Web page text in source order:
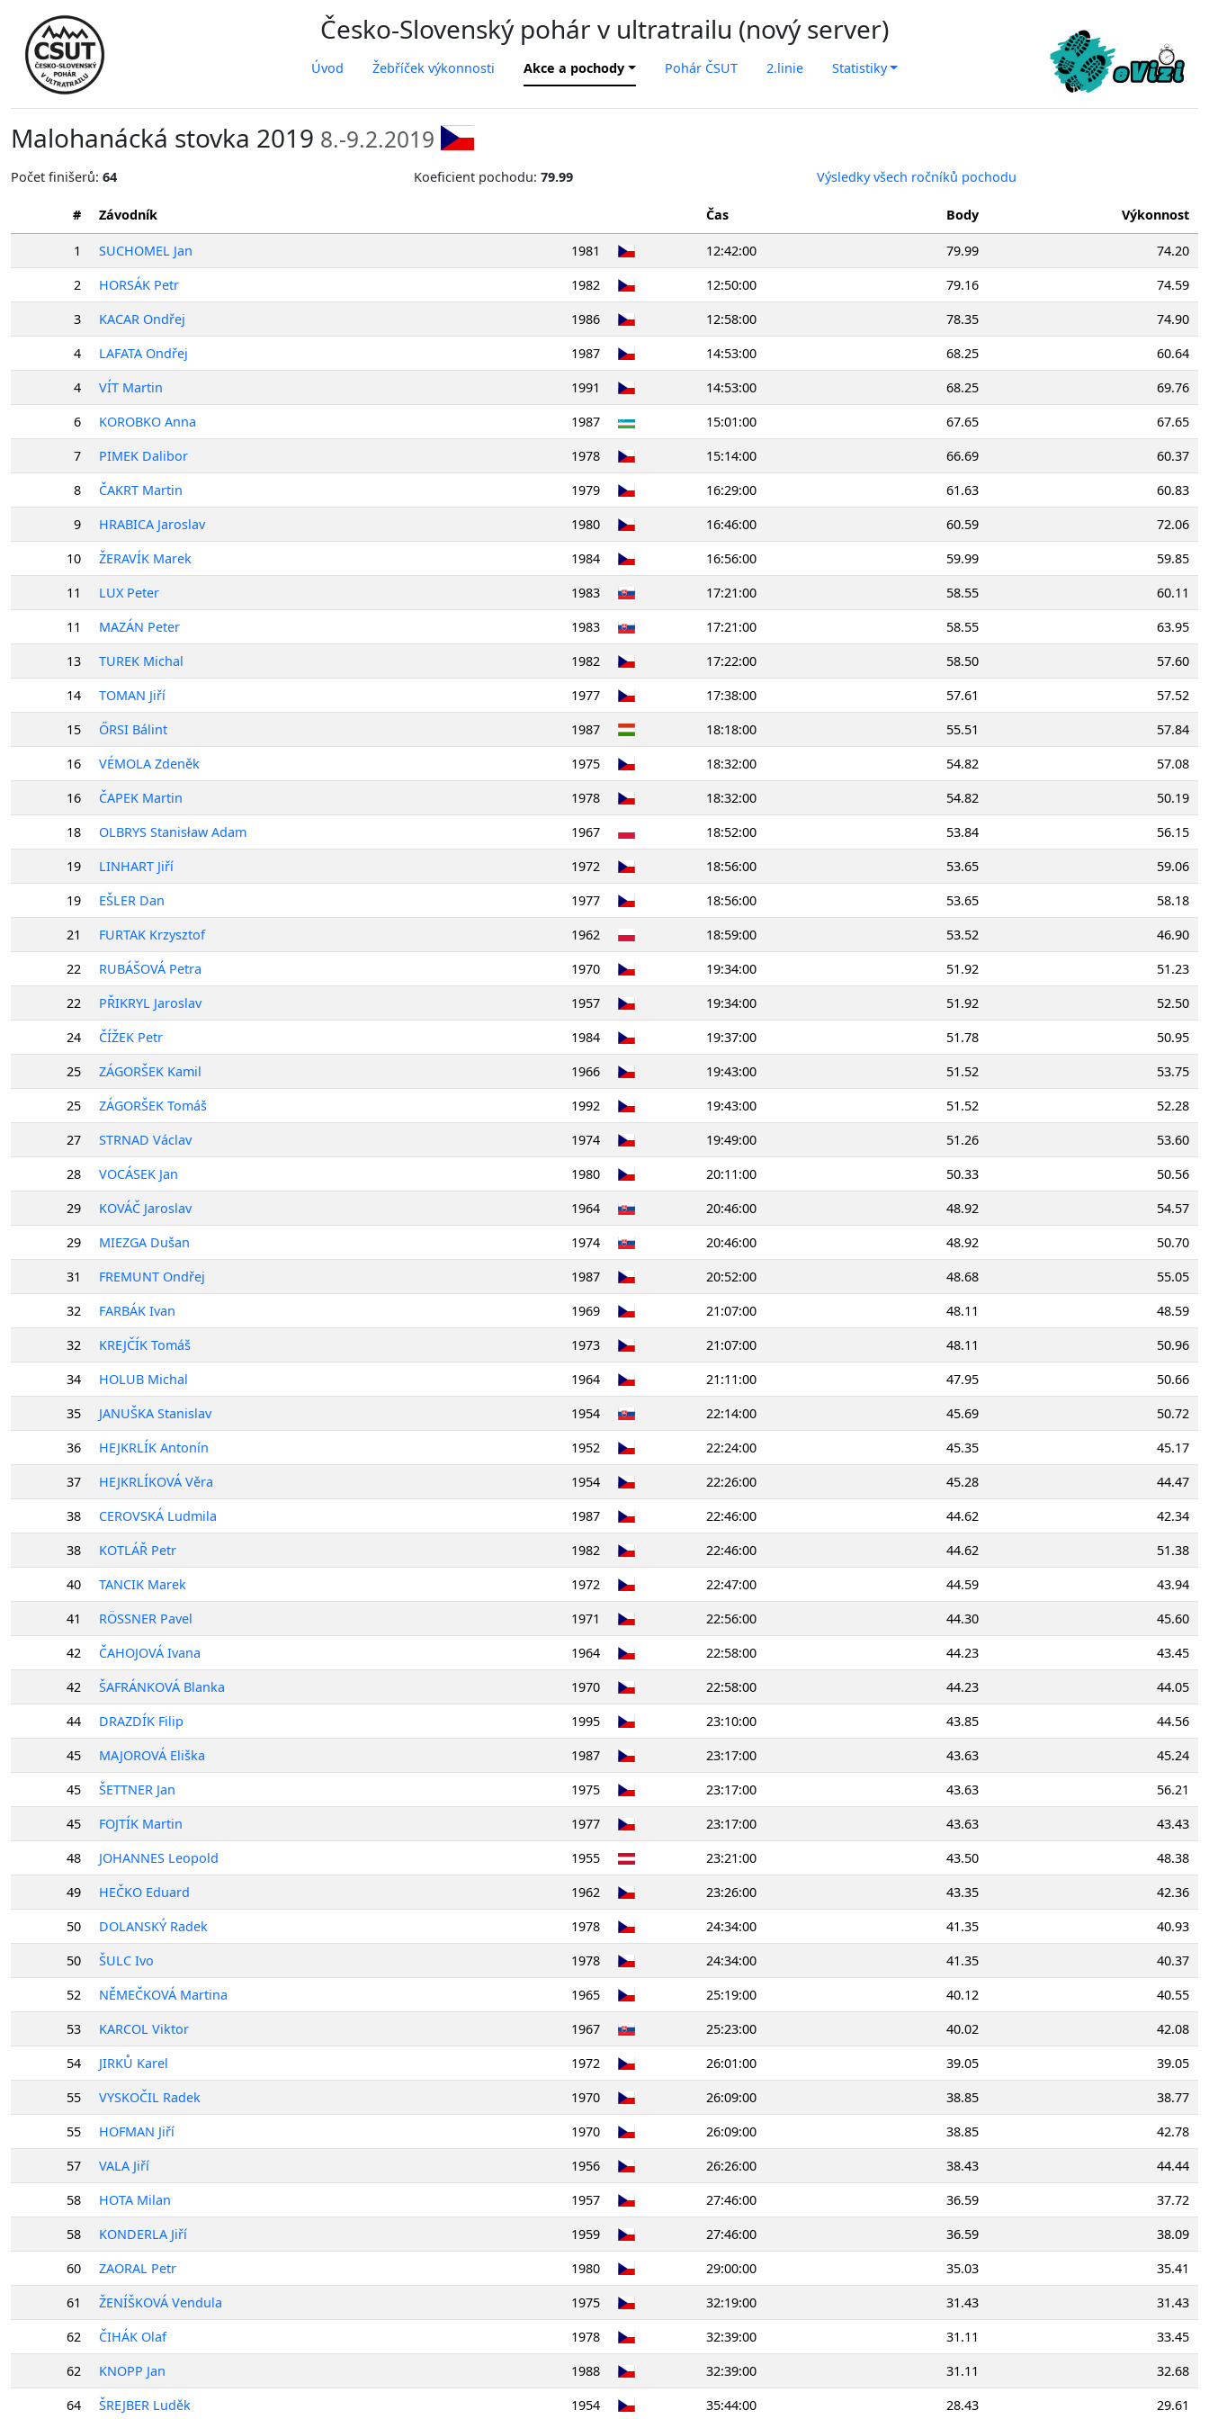
Česko-Slovenský pohár v ultratrailu (nový server)
Úvod Žebříček výkonnosti Akce a pochody Pohár ČSUT 2.linie Statistiky
Malohanácká stovka 2019 8.-9.2.2019
Počet finišerů: 64 Koeficient pochodu: 79.99 Výsledky všech ročníků pochodu
# Závodník Čas Body Výkonnost
1 SUCHOMEL Jan 1981 12:42:00 79.99
74.20
2
HORSÁK Petr 1982 12:50:00 79.16
74.59
3
KACAR Ondřej 1986 12:58:00 78.35
74.90
4
LAFATA Ondřej 1987 14:53:00 68.25
60.64
4
VÍT Martin 1991 14:53:00 68.25
69.76
6
KOROBKO Anna 1987 15:01:00 67.65
67.65
7
PIMEK Dalibor 1978 15:14:00 66.69
60.37
8
ČAKRT Martin 1979 16:29:00 61.63
60.83
9
HRABICA Jaroslav 1980 16:46:00 60.59
72.06
10
ŽERAVÍK Marek 1984 16:56:00 59.99
59.85
11
LUX Peter 1983 17:21:00 58.55
60.11
11
MAZÁN Peter 1983 17:21:00 58.55
63.95
13
TUREK Michal 1982 17:22:00 58.50
57.60
14
TOMAN Jiří 1977 17:38:00 57.61
57.52
15
ŐRSI Bálint 1987 18:18:00 55.51
57.84
16
VÉMOLA Zdeněk 1975 18:32:00 54.82
57.08
16
ČAPEK Martin 1978 18:32:00 54.82
50.19
18
OLBRYS Stanisław Adam 1967 18:52:00 53.84
56.15
19
LINHART Jiří 1972 18:56:00 53.65
59.06
19
EŠLER Dan 1977 18:56:00 53.65
58.18
21
FURTAK Krzysztof 1962 18:59:00 53.52
46.90
22
RUBÁŠOVÁ Petra 1970 19:34:00 51.92
51.23
22
PŘIKRYL Jaroslav 1957 19:34:00 51.92
52.50
24
ČÍŽEK Petr 1984 19:37:00 51.78
50.95
25
ZÁGORŠEK Kamil 1966 19:43:00 51.52
53.75
25
ZÁGORŠEK Tomáš 1992 19:43:00 51.52
52.28
27
STRNAD Václav 1974 19:49:00 51.26
53.60
28
VOCÁSEK Jan 1980 20:11:00 50.33
50.56
29
KOVÁČ Jaroslav 1964 20:46:00 48.92
54.57
29
MIEZGA Dušan 1974 20:46:00 48.92
50.70
31
FREMUNT Ondřej 1987 20:52:00 48.68
55.05
32
FARBÁK Ivan 1969 21:07:00 48.11
48.59
32
KREJČÍK Tomáš 1973 21:07:00 48.11
50.96
34
HOLUB Michal 1964 21:11:00 47.95
50.66
35
JANUŠKA Stanislav 1954 22:14:00 45.69
50.72
36
HEJKRLÍK Antonín 1952 22:24:00 45.35
45.17
37
HEJKRLÍKOVÁ Věra 1954 22:26:00 45.28
44.47
38
CEROVSKÁ Ludmila 1987 22:46:00 44.62
42.34
38
KOTLÁŘ Petr 1982 22:46:00 44.62
51.38
40
TANCIK Marek 1972 22:47:00 44.59
43.94
41
RÖSSNER Pavel 1971 22:56:00 44.30
45.60
42
ČAHOJOVÁ Ivana 1964 22:58:00 44.23
43.45
42
ŠAFRÁNKOVÁ Blanka 1970 22:58:00 44.23
44.05
44
DRAZDÍK Filip 1995 23:10:00 43.85
44.56
45
MAJOROVÁ Eliška 1987 23:17:00 43.63
45.24
45
ŠETTNER Jan 1975 23:17:00 43.63
56.21
45
FOJTÍK Martin 1977 23:17:00 43.63
43.43
48
JOHANNES Leopold 1955 23:21:00 43.50
48.38
49
HEČKO Eduard 1962 23:26:00 43.35
42.36
50
DOLANSKÝ Radek 1978 24:34:00 41.35
40.93
50
ŠULC Ivo 1978 24:34:00 41.35
40.37
52
NĚMEČKOVÁ Martina 1965 25:19:00 40.12
40.55
53
KARCOL Viktor 1967 25:23:00 40.02
42.08
54
JIRKŮ Karel 1972 26:01:00 39.05
39.05
55
VYSKOČIL Radek 1970 26:09:00 38.85
38.77
55
HOFMAN Jiří 1970 26:09:00 38.85
42.78
57
VALA Jiří 1956 26:26:00 38.43
44.44
58
HOTA Milan 1957 27:46:00 36.59
37.72
58
KONDERLA Jiří 1959 27:46:00 36.59
38.09
60
ZAORAL Petr 1980 29:00:00 35.03
35.41
61
ŽENÍŠKOVÁ Vendula 1975 32:19:00 31.43
31.43
62
ČIHÁK Olaf 1978 32:39:00 31.11
33.45
62
KNOPP Jan 1988 32:39:00 31.11
32.68
64
ŠREJBER Luděk 1954 35:44:00 28.43 29.61